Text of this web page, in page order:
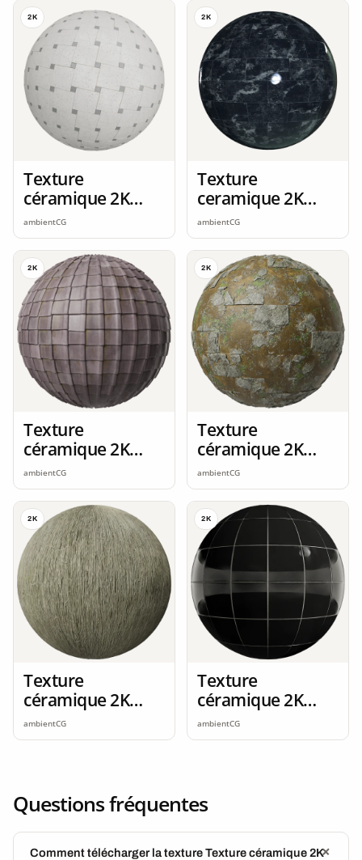
2K
Texture
céramique 2K
seamless
ambientCG
2K
Texture
ceramique 2K
seamless
ambientCG
2K
Texture
céramique 2K
seamless
ambientCG
2K
Texture
céramique 2K
seamless
ambientCG
2K
Texture
céramique 2K
seamless
ambientCG
2K
Texture
céramique 2K
seamless
ambientCG
Questions fréquentes
Comment télécharger la texture Texture céramique 2K